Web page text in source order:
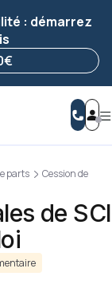
: démarrez
parts
Cession de
de SCI